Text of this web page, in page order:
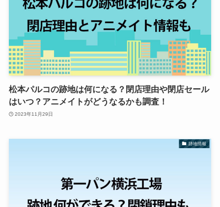
松本パルコの跡地は何になる？閉店理由や閉店セール
はいつ？アニメイトがどうなるかも調査！
2023年11月29日
跡地情報